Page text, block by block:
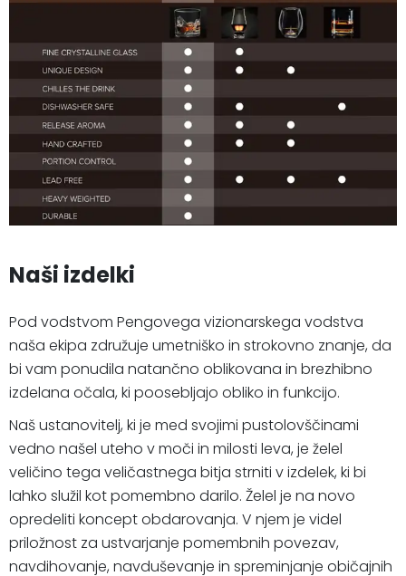
Naši izdelki
Pod vodstvom Pengovega vizionarskega vodstva
naša ekipa združuje umetniško in strokovno znanje, da
bi vam ponudila natančno oblikovana in brezhibno
izdelana očala, ki poosebljajo obliko in funkcijo.
Naš ustanovitelj, ki je med svojimi pustolovščinami
vedno našel uteho v moči in milosti leva, je želel
veličino tega veličastnega bitja strniti v izdelek, ki bi
lahko služil kot pomembno darilo. Želel je na novo
opredeliti koncept obdarovanja. V njem je videl
priložnost za ustvarjanje pomembnih povezav,
navdihovanje, navduševanje in spreminjanje običajnih